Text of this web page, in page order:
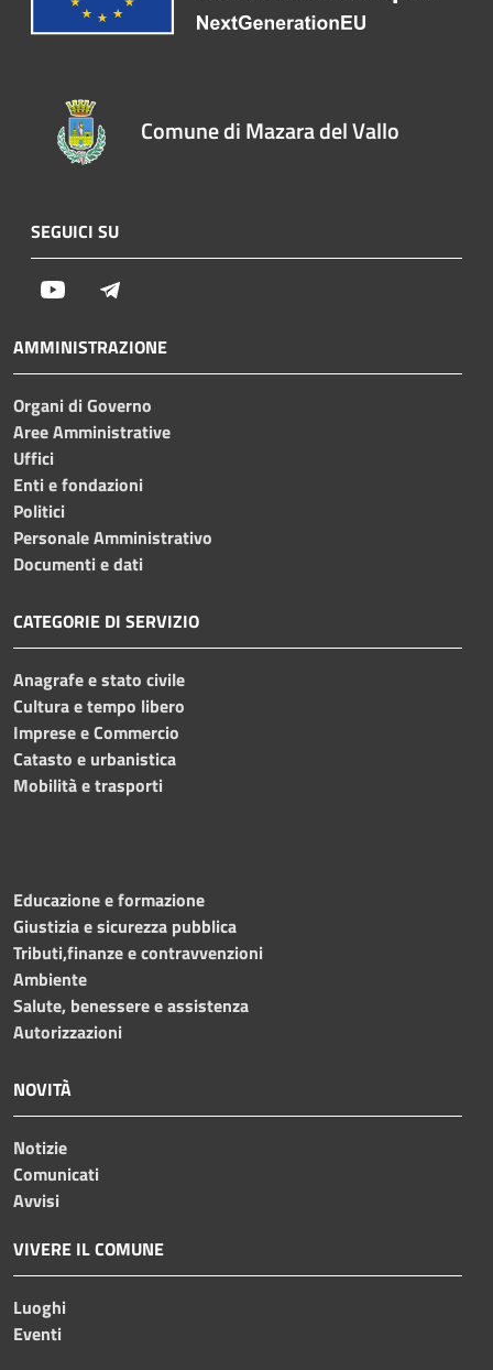
Comune di Mazara del Vallo
SEGUICI SU
Youtube
AMMINISTRAZIONE
Organi di Governo
Aree Amministrative
Uffici
Enti e fondazioni
Politici
Personale Amministrativo
Documenti e dati
CATEGORIE DI SERVIZIO
Anagrafe e stato civile
Cultura e tempo libero
Imprese e Commercio
Catasto e urbanistica
Mobilità e trasporti
Educazione e formazione
Giustizia e sicurezza pubblica
Tributi,finanze e contravvenzioni
Ambiente
Salute, benessere e assistenza
Autorizzazioni
NOVITÀ
Notizie
Comunicati
Avvisi
VIVERE IL COMUNE
Luoghi
Eventi